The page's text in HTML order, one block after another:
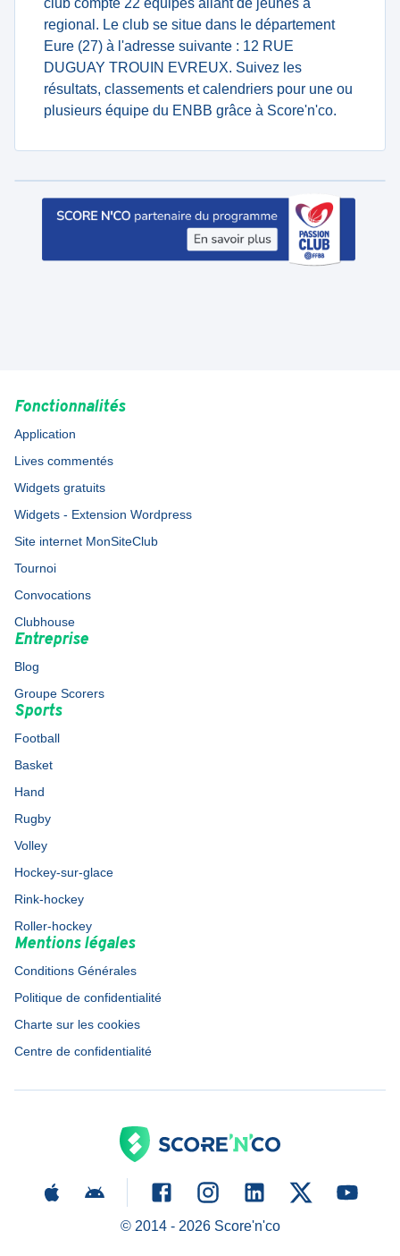
club compte 22 équipes allant de jeunes à
regional. Le club se situe dans le département
Eure (27) à l'adresse suivante : 12 RUE
DUGUAY TROUIN EVREUX. Suivez les
résultats, classements et calendriers pour une ou
plusieurs équipe du ENBB grâce à Score'n'co.
Fonctionnalités
Application
Lives commentés
Widgets gratuits
Widgets - Extension Wordpress
Site internet MonSiteClub
Tournoi
Convocations
Clubhouse
Entreprise
Blog
Groupe Scorers
Sports
Football
Basket
Hand
Rugby
Volley
Hockey-sur-glace
Rink-hockey
Roller-hockey
Mentions légales
Conditions Générales
Politique de confidentialité
Charte sur les cookies
Centre de confidentialité
© 2014 - 2026Score'n'co